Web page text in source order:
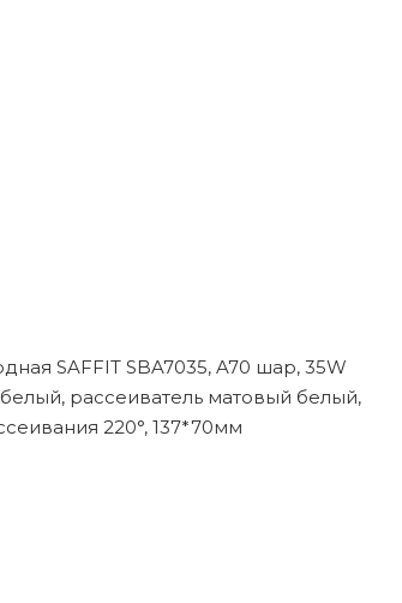
SAFFIT SBA7035, A70 шар, 35W
рассеиватель матовый белый,
220°, 137*70мм